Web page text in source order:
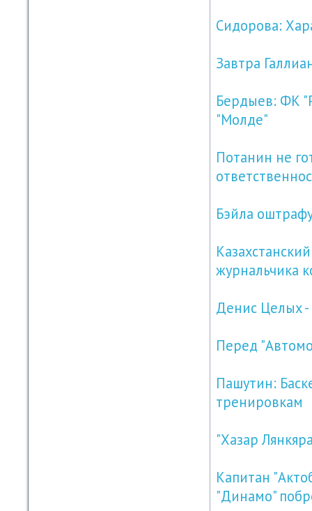
Сидорова:
Завтра
Бердыев: ФК
"Молде"
Потанин не
Бэйла
журнальчика
Денис Целых -
Перед
Пашутин:
тренировкам
"Хазар
Капитан
"Динамо"